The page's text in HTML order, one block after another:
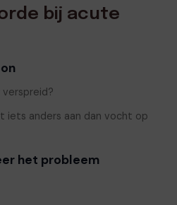
bij acute
iets anders aan dan vocht op
het probleem